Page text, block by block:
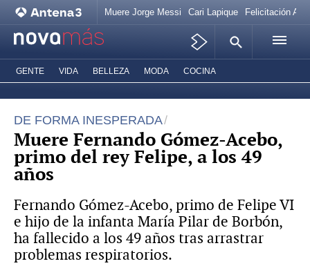
Muere Jorge Messi Cari Lapique Felicitación
GENTE VIDA BELLEZA MODA COCINA
DE FORMA INESPERADA
Muere Fernando Gómez-Acebo,
primo del rey Felipe, a los 49
años
Fernando Gómez-Acebo, primo de Felipe VI
e hijo de la infanta María Pilar de Borbón,
ha fallecido a los 49 años tras arrastrar
problemas respiratorios.